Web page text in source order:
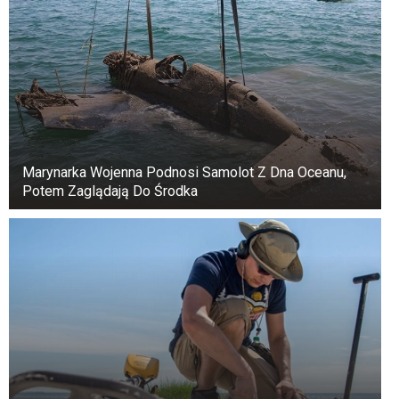
Marynarka Wojenna Podnosi Samolot Z Dna Oceanu,
Potem Zaglądają Do Środka